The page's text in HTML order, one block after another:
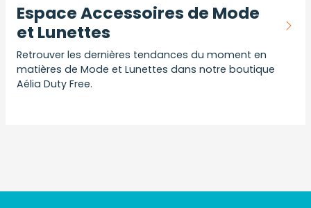
Espace Accessoires de Mode
et Lunettes
Retrouver les dernières tendances du moment en
matières de Mode et Lunettes dans notre boutique
Aélia Duty Free.